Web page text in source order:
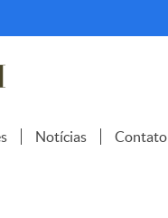
Notícias Contato